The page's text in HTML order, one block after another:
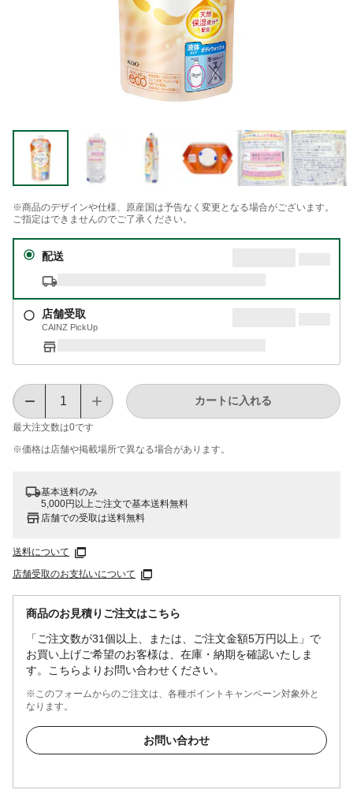
※商品のデザインや仕様、原産国は予告なく変更となる場合がございます。
ご指定はできませんのでご了承ください。
配送
店舗受取
CAINZ PickUp
最大注文数は0です
カートに入れる
※価格は​店舗や​掲載場所で​異なる​場合が​あります。
基本送料のみ
5,000円以上ご注文で基本送料無料
店舗での受取は送料無料
送料について
店舗受取のお支払いについて
商品のお見積りご注文はこちら
「ご注文数が31個以上、または、ご注文金額5万円以上」で
お買い上げご希望のお客様は、在庫・納期を確認いたしま
す。こちらよりお問い合わせください。
※このフォームからのご注文は、各種ポイントキャンペーン対象外と
なります。
お問い合わせ